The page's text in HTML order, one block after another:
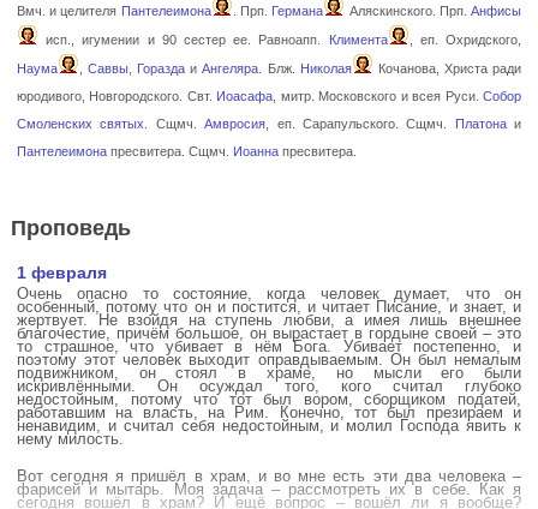
Вмч. и целителя Пантелеимона . Прп. Германа Аляскинского. Прп.Анфисы
исп., игумении и 90 сестер ее. Равноапп.
Климента
, еп. Охридского,
Наума
,Саввы Горазда иАнгеляра . Блж. Николая
Кочанова, Христа ради
юродивого, Новгородского. Свт. Иоасафа , митр. Московского и всея Руси.Собор
Смоленских святых
. Сщмч.Амвросия , еп. Сарапульского. Сщмч. Платонаи
Пантелеимонапресвитера. Сщмч. Иоаннапресвитера.
Проповедь
1 февраля
Очень опасно то состояние, когда человек думает, что он
особенный, потому что он и постится, и читает Писание, и знает, и
жертвует. Не взойдя на ступень любви, а имея лишь внешнее
благочестие, причём большое, он вырастает в гордыне своей – это
то страшное, что убивает в нём Бога. Убивает постепенно, и
поэтому этот человек выходит оправдываемым. Он был немалым
подвижником, он стоял в храме, но мысли его были
искривлёнными. Он осуждал того, кого считал глубоко
недостойным, потому что тот был вором, сборщиком податей,
работавшим на власть, на Рим. Конечно, тот был презираем и
ненавидим, и считал себя недостойным, и молил Господа явить к
нему милость.
Вот сегодня я пришёл в храм, и во мне есть эти два человека –
фарисей и мытарь. Моя задача – рассмотреть их в себе. Как я
сегодня вошёл в храм? И ещё вопрос – вошёл ли я вообще?